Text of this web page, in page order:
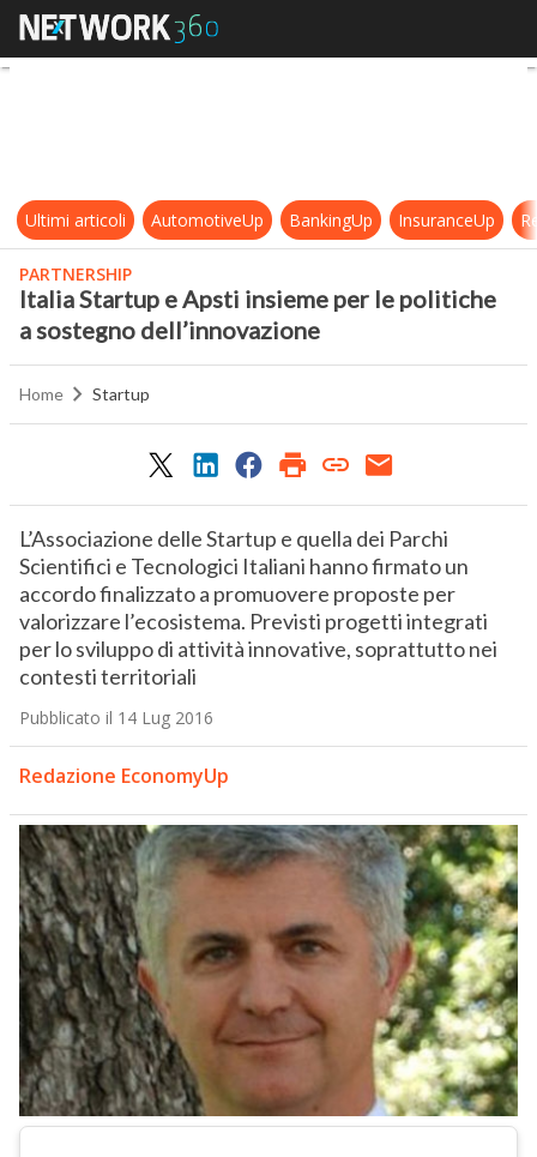
Italia Startup e Apsti insieme per
Ultimi articoli AutomotiveUp BankingUp InsuranceUp
PARTNERSHIP
Italia Startup e Apsti insieme per le politiche
a sostegno dell’innovazione
Home Startup
L’Associazione delle Startup e quella dei Parchi
Scientifici e Tecnologici Italiani hanno firmato un
accordo finalizzato a promuovere proposte per
valorizzare l’ecosistema. Previsti progetti integrati
per lo sviluppo di attività innovative, soprattutto nei
contesti territoriali
Pubblicato il 14 Lug 2016
Redazione EconomyUp